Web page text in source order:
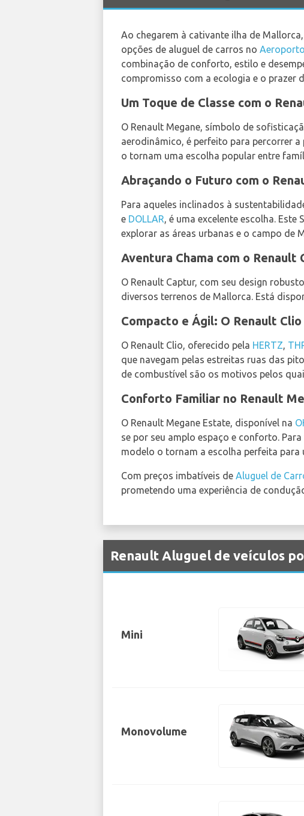
Ao chegarem à cativante ilha de
opções de aluguel de carros no
combinação de conforto, estilo e
compromisso com a ecologia e o prazer
Um Toque de Classe com o
O Renault Megane, símbolo de
aerodinâmico, é perfeito para percorrer
o tornam uma escolha popular entre
Abraçando o Futuro com o
Para aqueles inclinados à
e DOLLAR, é uma excelente escolha.
explorar as áreas urbanas e o campo de
Aventura Chama com o Renault
O Renault Captur, com seu design
diversos terrenos de Mallorca. Está
Compacto e Ágil: O Renault Clio
O Renault Clio, oferecido pela HERTZ,
que navegam pelas estreitas ruas das
de combustível são os motivos pelos
Conforto Familiar no Renault
O Renault Megane Estate, disponível na
se por seu amplo espaço e conforto.
modelo o tornam a escolha perfeita
Com preços imbatíveis de Aluguel de
prometendo uma experiência de
Renault Aluguel de veículos
Mini
Monovolume